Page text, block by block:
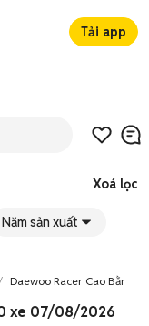
Tải app
Xoá lọc
Năm sản xuất
Daewoo Racer Cao Bằng
xe 07/08/2026